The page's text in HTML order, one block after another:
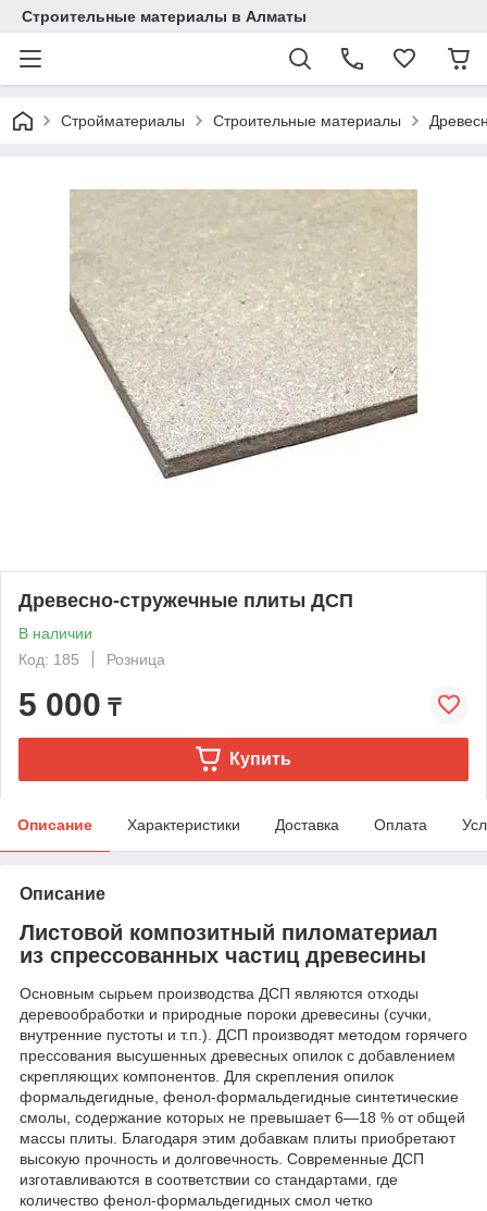
Строительные материалы в Алматы
Стройматериалы Строительные материалы
Древесно-стружечные плиты ДСП
В наличии
Код: 185
Розница
5 000 ₸
Купить
Описание Характеристики Доставка Оплата
Описание
Листовой композитный пиломатериал
из спрессованных частиц древесины
Основным сырьем производства ДСП являются отходы
деревообработки и природные пороки древесины (сучки,
внутренние пустоты и т.п.). ДСП производят методом горячего
прессования высушенных древесных опилок с добавлением
скрепляющих компонентов. Для скрепления опилок
формальдегидные, фенол-формальдегидные синтетические
смолы, содержание которых не превышает 6—18 % от общей
массы плиты. Благодаря этим добавкам плиты приобретают
высокую прочность и долговечность. Современные ДСП
изготавливаются в соответствии со стандартами, где
количество фенол-формальдегидных смол четко